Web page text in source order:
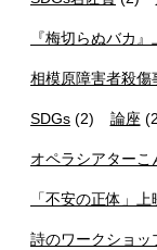
『梅切らぬバカ
相模原障害者殺傷
SDGs (2) 論座
オペラシアターこ
「不安の正体」上
詩のワークショッ